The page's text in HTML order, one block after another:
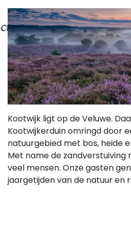
Kootwijk ligt op de Veluwe.
Kootwijkerduin omringd door
natuurgebied met bos, heide
Met name de zandverstuiving
veel mensen. Onze gasten
jaargetijden van de natuur en